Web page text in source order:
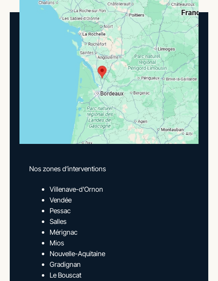
Nos zones d’interventions
Villenave-d'Ornon
Vendée
Pessac
Salles
Mérignac
Mios
Nouvelle-Aquitaine
Gradignan
Le Bouscat